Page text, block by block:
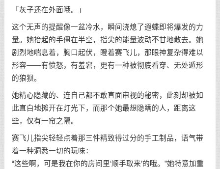
「灰子还在外面哦。」
这个无声的提醒像一盆冷水，瞬间浇熄了遐蝶即将爆发的力
量。她抬起的手僵在半空，指尖的能量波动不甘地散去。她
剧烈地喘息着，胸口起伏，瞪着赛飞儿，那眼神复杂得难以
形容——有愤怒，有羞窘，更有一种被彻底看穿、无处遁形
的狼狈。
她精心隐藏的、连自己都不敢直面审视的秘密，此刻却被如
此直白地摊开在灯光下，而那个她最想隐瞒的人，距离这
些，仅有一帘之隔。
赛飞儿指尖轻轻点着那三件精致得过分的手工制品，语气带
着一种洞悉一切的玩味：
“这些啊，可是我在你的房间里‘顺手取来’的哦。”她特意加重